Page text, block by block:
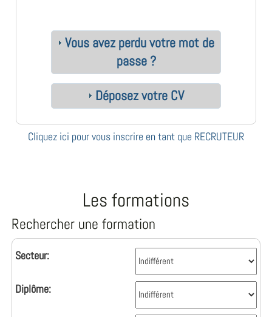
Vous avez perdu votre mot de
passe ?
Déposez votre CV
Cliquez ici pour vous inscrire en tant que RECRUTEUR
Les formations
Rechercher une formation
Secteur:
Diplôme: